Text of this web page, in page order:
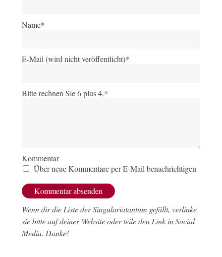
Name*
E-Mail (wird nicht veröffentlicht)*
Bitte rechnen Sie 6 plus 4.*
Kommentar
Über neue Kommentare per E-Mail benachrichtigen
Wenn dir die Liste der Singulariatantum gefällt, verlinke
sie bitte auf deiner Website oder teile den Link in Social
Media. Danke!